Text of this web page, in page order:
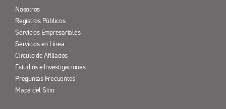
Nosotros
Registros Públicos
Servicios Empresariales
Servicios en Línea
Círculo de Afiliados
Estudios e Investigaciones
Preguntas Frecuentes
Mapa del Sitio